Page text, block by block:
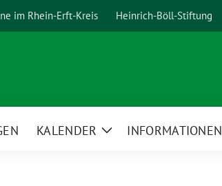
im Rhein-Erft-Kreis Heinrich-Böll-Stiftung
KALENDER
ZeigeINFORMATIONEN